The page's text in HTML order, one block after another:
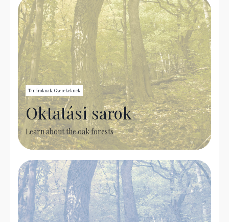
Tanároknak, Gyerekeknek
Oktatási sarok
Learn about the oak forests